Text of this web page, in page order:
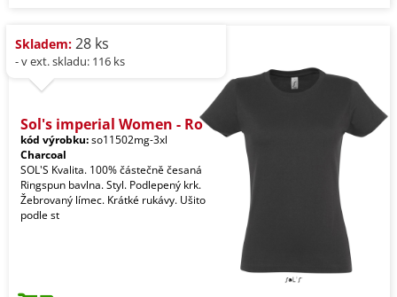
Skladem: 28 ks
- v ext. skladu: 116 ks
Sol's imperial Women - Ro
kód výrobku:so11502mg-3xl
Charcoal
SOL'S Kvalita. 100% částečně česaná
Ringspun bavlna. Styl. Podlepený krk.
Žebrovaný límec. Krátké rukávy. Ušito
podle st